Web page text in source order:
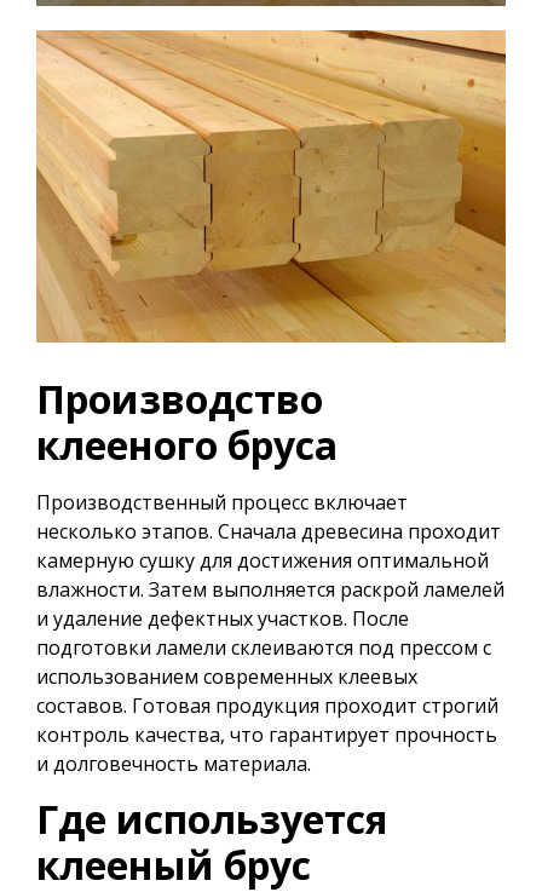
Производство
клееного бруса
Производственный процесс включает
несколько этапов. Сначала древесина проходит
камерную сушку для достижения оптимальной
влажности. Затем выполняется раскрой ламелей
и удаление дефектных участков. После
подготовки ламели склеиваются под прессом с
использованием современных клеевых
составов. Готовая продукция проходит строгий
контроль качества, что гарантирует прочность
и долговечность материала.
Где используется
клееный брус